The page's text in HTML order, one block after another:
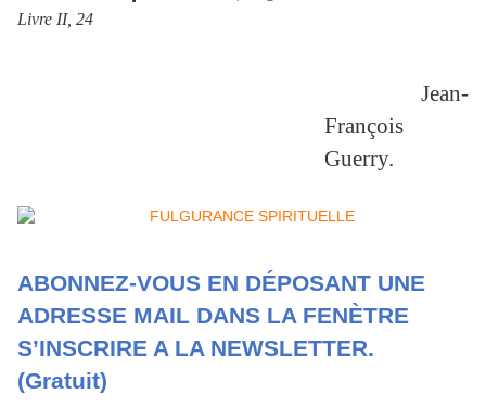
Livre II, 24
Jean-
François
Guerry.
ABONNEZ-VOUS EN DÉPOSANT UNE
ADRESSE MAIL DANS LA FENÈTRE
S’INSCRIRE A LA NEWSLETTER.
(Gratuit)